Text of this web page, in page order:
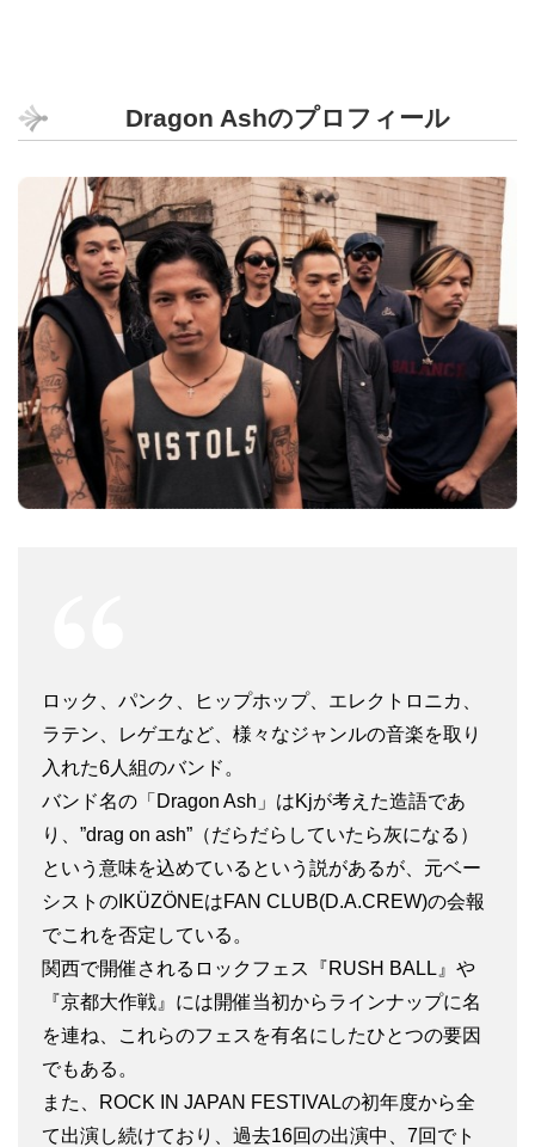
Dragon Ashのプロフィール
ロック、パンク、ヒップホップ、エレクトロニカ、
ラテン、レゲエなど、様々なジャンルの音楽を取り
入れた6人組のバンド。
バンド名の「Dragon Ash」はKjが考えた造語であ
り、”drag on ash”（だらだらしていたら灰になる）
という意味を込めているという説があるが、元ベー
シストのIKÜZÖNEはFAN CLUB(D.A.CREW)の会報
でこれを否定している。
関西で開催されるロックフェス『RUSH BALL』や
『京都大作戦』には開催当初からラインナップに名
を連ね、これらのフェスを有名にしたひとつの要因
でもある。
また、ROCK IN JAPAN FESTIVALの初年度から全
て出演し続けており、過去16回の出演中、7回でト